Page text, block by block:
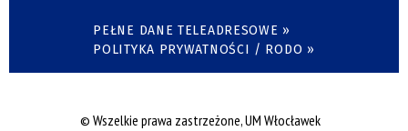
PEŁNE DANE TELEADRESOWE »
POLITYKA PRYWATNOŚCI / RODO »
© Wszelkie prawa zastrzeżone, UM Włocławek